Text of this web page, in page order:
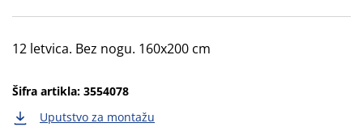
12 letvica. Bez nogu. 160x200 cm
Šifra artikla: 3554078
Uputstvo za montažu